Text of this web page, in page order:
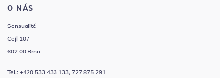
O NÁS
Sensualité
Cejl 107
602 00 Brno
Tel.: +420 533 433 133, 727 875 291